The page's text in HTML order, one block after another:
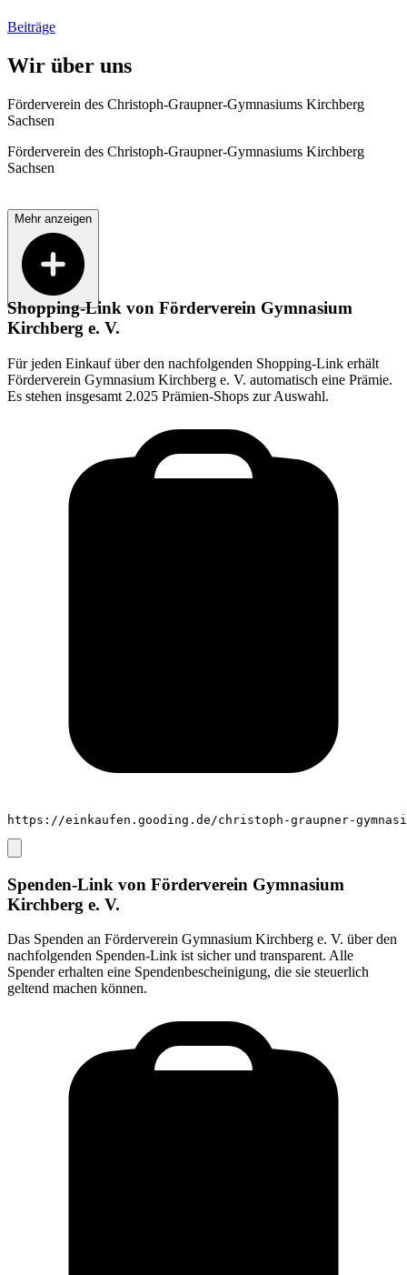
Beiträge
Wir über uns
Förderverein des Christoph-Graupner-Gymnasiums Kirchberg
Sachsen
Förderverein des Christoph-Graupner-Gymnasiums Kirchberg
Sachsen
Mehr anzeigen
Shopping-Link von Förderverein Gymnasium
Kirchberg e. V.
Für jeden Einkauf über den nachfolgenden Shopping-Link erhält
Förderverein Gymnasium Kirchberg e. V. automatisch eine Prämie.
Es stehen insgesamt 2.025 Prämien-Shops zur Auswahl.
https://einkaufen.gooding.de/christoph-graupner-
Spenden-Link von Förderverein Gymnasium
Kirchberg e. V.
Das Spenden an Förderverein Gymnasium Kirchberg e. V. über den
nachfolgenden Spenden-Link ist sicher und transparent. Alle
Spender erhalten eine Spendenbescheinigung, die sie steuerlich
geltend machen können.